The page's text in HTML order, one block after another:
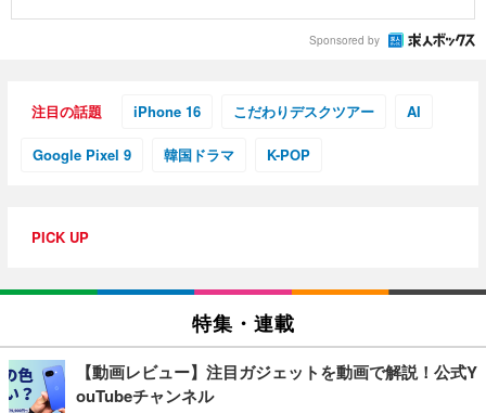
Sponsored by
注目の話題 iPhone 16 こだわりデスクツアー AI
Google Pixel 9 韓国ドラマ K-POP
PICK UP
特集・連載
【動画レビュー】注目ガジェットを動画で解説！公式Y
ouTubeチャンネル